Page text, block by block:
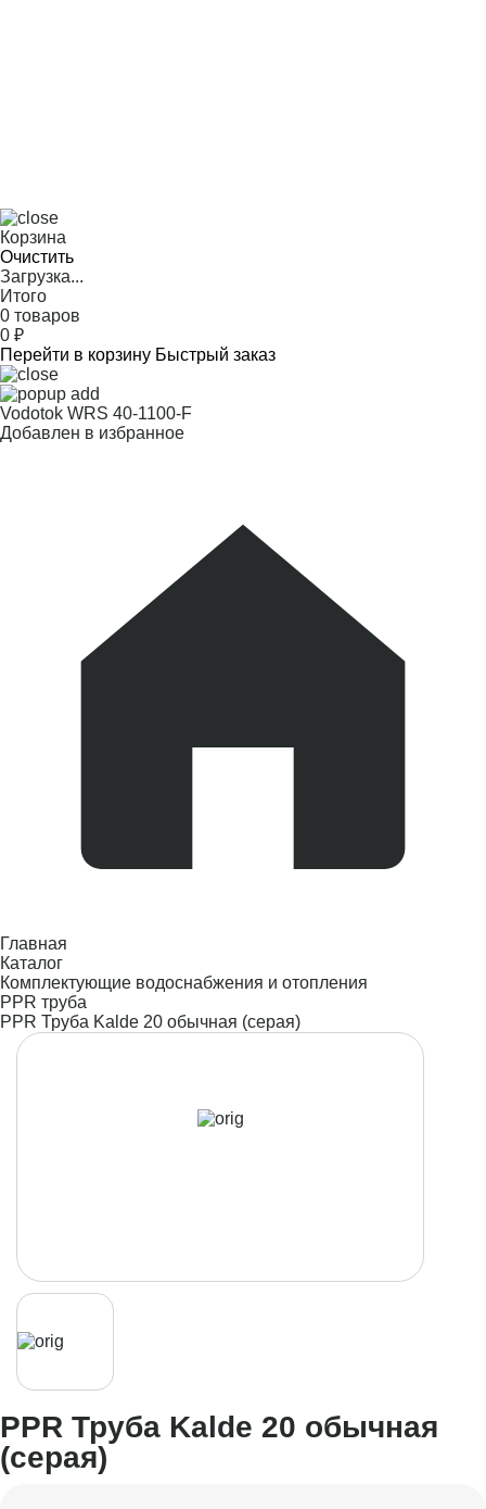
Корзина
Очистить
Загрузка...
Итого
0 товаров
0 ₽
Перейти в корзину Быстрый заказ
Vodotok WRS 40-1100-F
Добавлен в избранное
Главная
Каталог
Комплектующие водоснабжения и отопления
PPR труба
PPR Труба Kalde 20 обычная (серая)
PPR Труба Kalde 20 обычная
(серая)